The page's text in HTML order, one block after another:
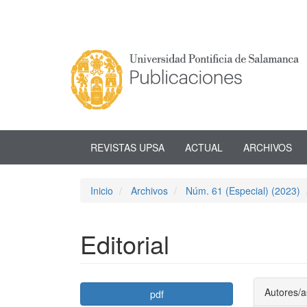
REVISTAS UPSA ACTUAL ARCHIVOS
Inicio Archivos Núm. 61 (Especial) (2023)
Editorial
Barra pdf Autores/